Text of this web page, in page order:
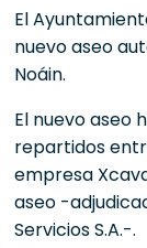
El
nuevo aseo
Noáin.
El nuevo aseo
repartidos
empresa
aseo -
Servicios S.A.-.